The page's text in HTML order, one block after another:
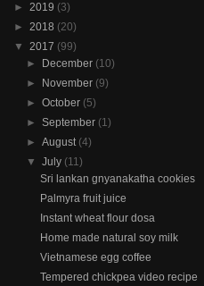
► 2019 (3)
► 2018 (20)
▼ 2017 (99)
►
December (10)
►
November (9)
►October (5)
►September (1)
►August (4)
▼July (11)
Sri lankan gnyanakatha cookies
Palmyra fruit juice
Instant wheat flour dosa
Home made natural soy milk
Vietnamese egg coffee
Tempered chickpea video recipe